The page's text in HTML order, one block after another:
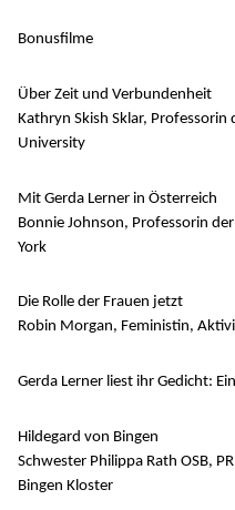
Bonusfilme
Über Zeit und Verbundenheit
Kathryn Skish Sklar,
University
Mit Gerda Lerner in Österreich
Bonnie Johnson, Professorin
York
Die Rolle der Frauen jetzt
Robin Morgan, Feministin,
Gerda Lerner liest ihr Gedicht:
Hildegard von Bingen
Schwester Philippa Rath OSB,
Bingen Kloster